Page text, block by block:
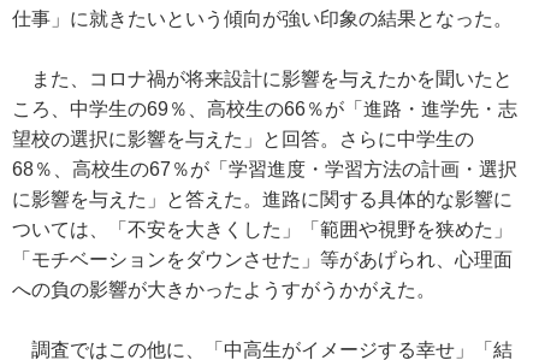
仕事」に就きたいという傾向が強い印象の結果となった。
また、コロナ禍が将来設計に影響を与えたかを聞いたと
ころ、中学生の69％、高校生の66％が「進路・進学先・志
望校の選択に影響を与えた」と回答。さらに中学生の
68％、高校生の67％が「学習進度・学習方法の計画・選択
に影響を与えた」と答えた。進路に関する具体的な影響に
ついては、「不安を大きくした」「範囲や視野を狭めた」
「モチベーションをダウンさせた」等があげられ、心理面
への負の影響が大きかったようすがうかがえた。
調査ではこの他に、「中高生がイメージする幸せ」「結